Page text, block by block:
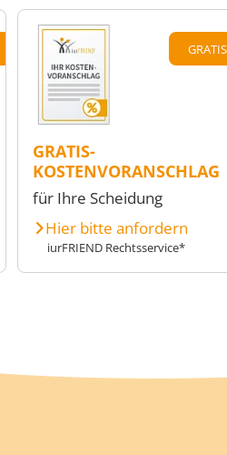
GRATIS
GRATIS-
KOSTENVORANSCHLAG
für Ihre Scheidung
Hier bitte anfordern
iurFRIEND Rechtsservice*